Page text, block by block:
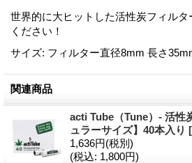
世界的に大ヒットした活性炭フィルタ
ください！
サイズ: フィルター直径8mm 長さ
関連商品
acti Tube（Tune）- 活性
ュラーサイズ】40本入り [
1,636円(税別)
(税込: 1,800円)